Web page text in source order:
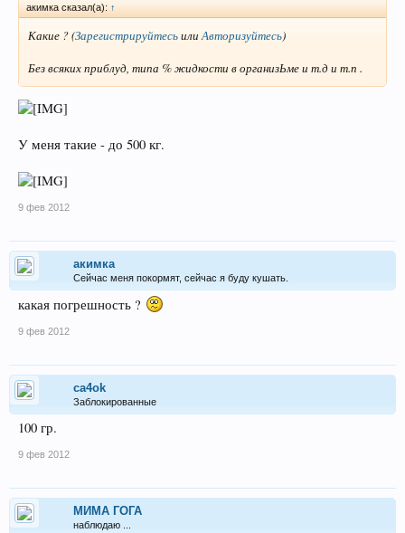
акимка сказал(а): ↑
Какие ?(ЗарегистрируйтесьилиАвторизуйтесь)
Без всяких приблуд, типа % жидкости в организЬме и т.д и т.п .
У меня такие - до 500 кг.
9 фев 2012
акимка
Сейчас меня покормят, сейчас я буду кушать.
какая погрешность ?
9 фев 2012
ca4ok
Заблокированные
100 гр.
9 фев 2012
МИМА ГОГА
наблюдаю ...